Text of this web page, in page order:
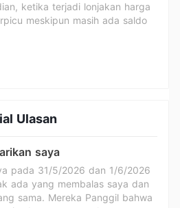
ketika terjadi lonjakan harga
meskipun masih ada saldo
Ulasan
saya
pada 31/5/2026 dan 1/6/2026
ada yang membalas saya dan
sama. Mereka Panggil bahwa